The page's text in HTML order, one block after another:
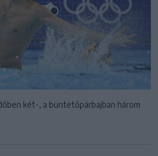
két-, a büntetőpárbajban három